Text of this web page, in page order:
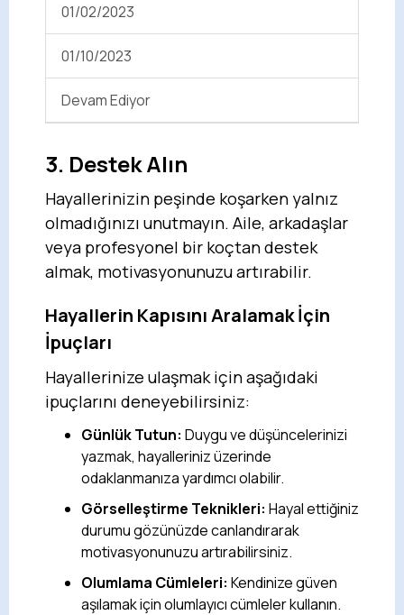
01/02/2023
01/10/2023
Devam Ediyor
3. Destek Alın
Hayallerinizin peşinde koşarken yalnız
olmadığınızı unutmayın. Aile, arkadaşlar
veya profesyonel bir koçtan destek
almak, motivasyonunuzu artırabilir.
Hayallerin Kapısını Aralamak İçin
İpuçları
Hayallerinize ulaşmak için aşağıdaki
ipuçlarını deneyebilirsiniz:
Günlük Tutun: Duygu ve düşüncelerinizi
yazmak, hayalleriniz üzerinde
odaklanmanıza yardımcı olabilir.
Görselleştirme Teknikleri: Hayal ettiğiniz
durumu gözünüzde canlandırarak
motivasyonunuzu artırabilirsiniz.
Olumlama Cümleleri: Kendinize güven
aşılamak için olumlayıcı cümleler kullanın.